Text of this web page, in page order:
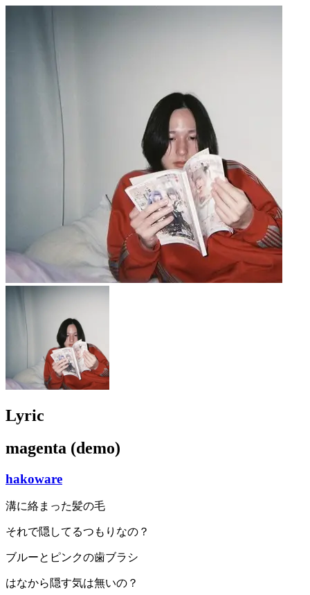
Lyric
magenta (demo)
hakoware
溝に絡まった髪の毛
それで隠してるつもりなの？
ブルーとピンクの歯ブラシ
はなから隠す気は無いの？